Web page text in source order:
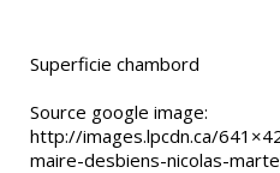
Superficie chambord
Source google image:
http://images.lpcdn.ca/
maire-desbiens-nicolas-